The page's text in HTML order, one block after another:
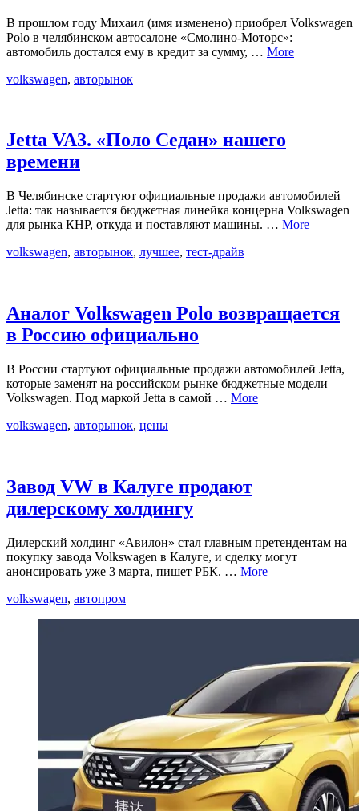
В прошлом году Михаил (имя изменено) приобрел Volkswagen
Polo в челябинском автосалоне «Смолино-Моторс»:
автомобиль достался ему в кредит за сумму, … More
volkswagen, авторынок
Jetta VA3. «Поло Седан» нашего
времени
В Челябинске стартуют официальные продажи автомобилей
Jetta: так называется бюджетная линейка концерна Volkswagen
для рынка КНР, откуда и поставляют машины. … More
volkswagen, авторынок, лучшее, тест-драйв
Аналог Volkswagen Polo возвращается
в Россию официально
В России стартуют официальные продажи автомобилей Jetta,
которые заменят на российском рынке бюджетные модели
Volkswagen. Под маркой Jetta в самой … More
volkswagen, авторынок, цены
Завод VW в Калуге продают
дилерскому холдингу
Дилерский холдинг «Авилон» стал главным претендентам на
покупку завода Volkswagen в Калуге, и сделку могут
анонсировать уже 3 марта, пишет РБК. … More
volkswagen, автопром